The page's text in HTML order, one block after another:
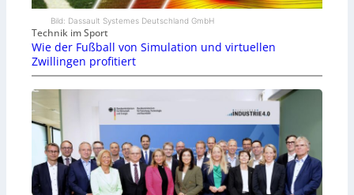
Bild: Dassault Systemes Deutschland GmbH
Technik im Sport
Wie der Fußball von Simulation und virtuellen
Zwillingen profitiert